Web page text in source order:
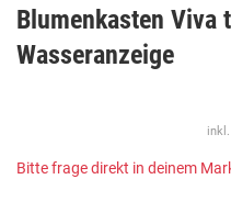
Blumenkasten Viva
Wasseranzeige
Bitte frage direkt in deinem